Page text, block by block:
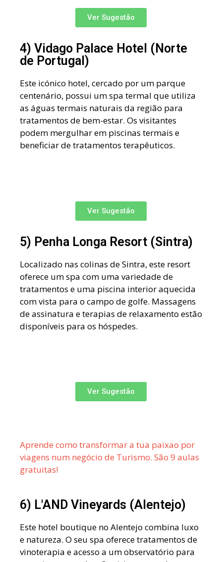
Ver Sugestão
4) Vidago Palace Hotel (Norte
de Portugal)
Este icónico hotel, cercado por um parque
centenário, possui um spa termal que utiliza
as águas termais naturais da região para
tratamentos de bem-estar. Os visitantes
podem mergulhar em piscinas termais e
beneficiar de tratamentos terapêuticos.
Ver Sugestão
5) Penha Longa Resort (Sintra)
Localizado nas colinas de Sintra, este resort
oferece um spa com uma variedade de
tratamentos e uma piscina interior aquecida
com vista para o campo de golfe. Massagens
de assinatura e terapias de relaxamento estão
disponíveis para os hóspedes.
Ver Sugestão
Aprende como transformar a tua paixao por
viagens num negócio de Turismo. São 9 aulas
gratuitas!
6) L'AND Vineyards (Alentejo)
Este hotel boutique no Alentejo combina luxo
e natureza. O seu spa oferece tratamentos de
vinoterapia e acesso a um observatório para